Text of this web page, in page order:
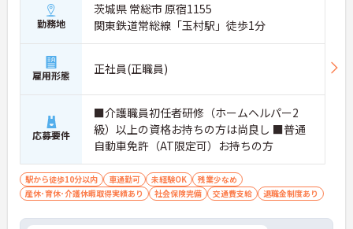
勤務地
茨城県 常総市 原宿1155
関東鉄道常総線「玉村駅」徒歩1分
雇用形態 正社員(正職員)
応募要件
■介護職員初任者研修（ホームヘルパー2
級）以上の資格お持ちの方は尚良し ■普通
自動車免許（AT限定可）お持ちの方
駅から徒歩10分以内 車通勤可 未経験OK
残業少なめ
産休･育休･介護休暇取得実績あり
社会保険完備 交通費支給 退職金制度あり